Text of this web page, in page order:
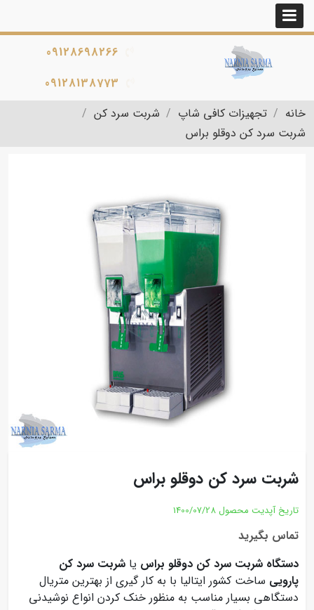
09128698266
09128138773
خانه
تجهیزات کافی شاپ
شربت سرد کن
شربت سرد کن دوقلو براس
شربت سرد کن دوقلو براس
تاریخ آپدیت محصول 1400/07/28
تماس بگیرید
دستگاه شربت سرد کن دوقلو براس یا شربت سرد کن
پارویی ساخت کشور ایتالیا با به کار گیری از بهترین متریال
دستگاهی بسیار مناسب به منظور خنک کردن انواع نوشیدنی